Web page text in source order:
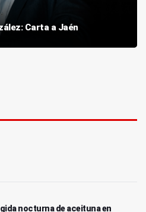
Carta a Jaén
nocturna de aceituna en